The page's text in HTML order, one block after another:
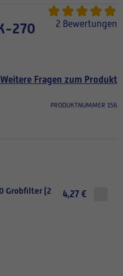
2 Bewertungen
Weitere Fragen zum Produkt
PRODUKTNUMMER 156
Grobfilter (2
4,27 €